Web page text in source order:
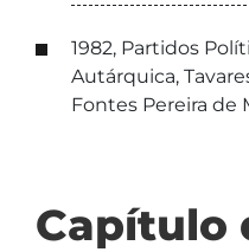
1982, Partidos
Autárquica,
Fontes Pereira de
Capítulo